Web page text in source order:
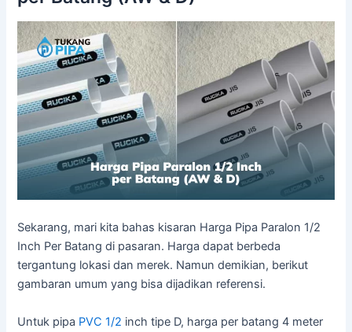
Sekarang, mari kita bahas kisaran Harga Pipa Paralon 1/2
Inch Per Batang di pasaran. Harga dapat berbeda
tergantung lokasi dan merek. Namun demikian, berikut
gambaran umum yang bisa dijadikan referensi.
Untuk pipa PVC 1/2 inch tipe D, harga per batang 4 meter